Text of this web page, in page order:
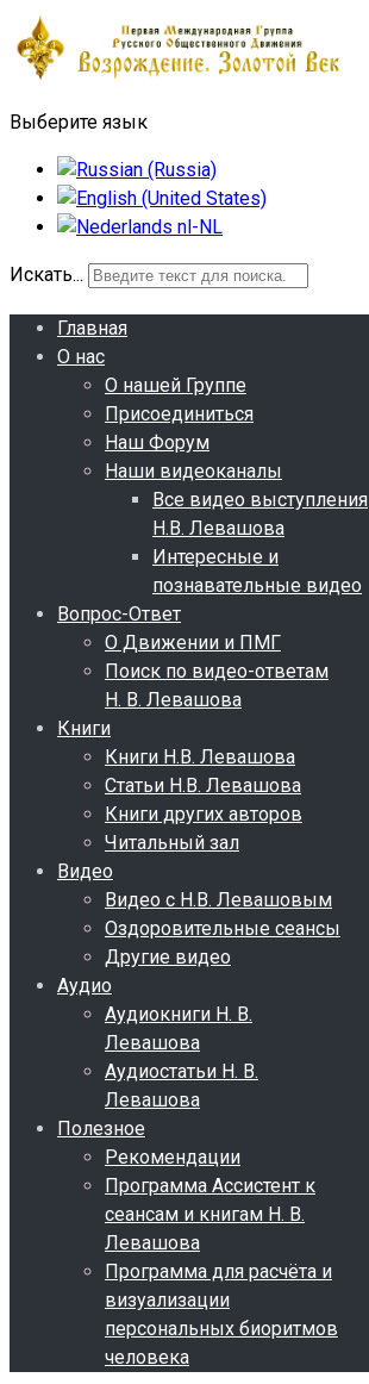
Выберите язык
Искать...
Главная
О нас
О нашей Группе
Присоединиться
Наш Форум
Наши видеоканалы
Все видео выступления
Н.В. Левашова
Интересные и
познавательные видео
Вопрос-Ответ
О Движении и ПМГ
Поиск по видео-ответам
Н. В. Левашова
Книги
Книги Н.В. Левашова
Статьи Н.В. Левашова
Книги других авторов
Читальный зал
Видео
Видео с Н.В. Левашовым
Оздоровительные сеансы
Другие видео
Аудио
Аудиокниги Н. В.
Левашова
Аудиостатьи Н. В.
Левашова
Полезное
Рекомендации
Программа Ассистент к
сеансам и книгам Н. В.
Левашова
Программа для расчёта и
визуализации
персональных биоритмов
человека